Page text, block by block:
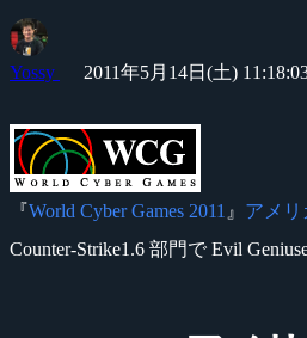
Yossy 2011年5月14日(土)
『World Cyber Games 2011 』 アメリ
Counter-Strike1.6 部門で Evil